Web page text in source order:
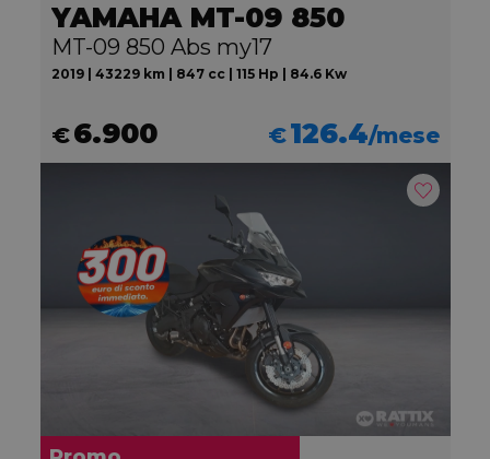
YAMAHA MT-09 850
MT-09 850 Abs my17
2019 | 43229 km | 847 cc | 115 Hp | 84.6 Kw
€6.900 €126.4/mese